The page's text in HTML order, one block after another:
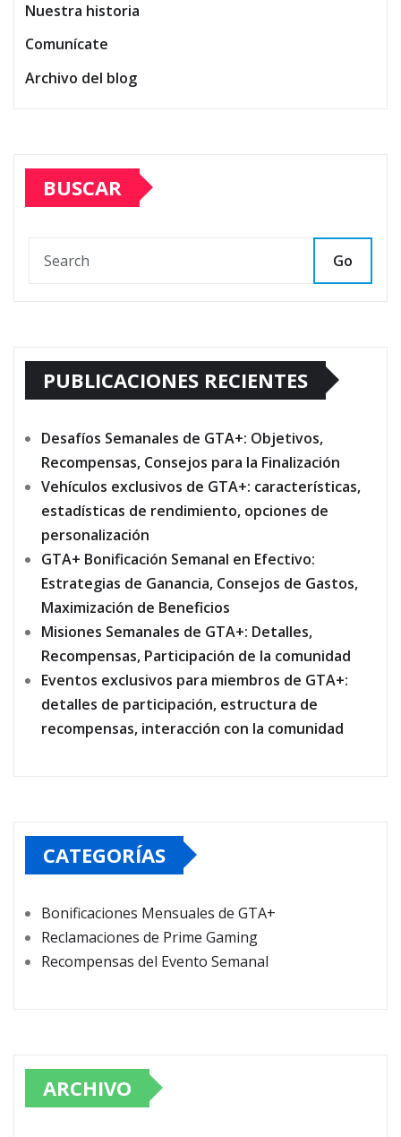
Nuestra historia
Comunícate
Archivo del blog
BUSCAR
Go
PUBLICACIONES RECIENTES
Desafíos Semanales de GTA+: Objetivos,
Recompensas, Consejos para la Finalización
Vehículos exclusivos de GTA+: características,
estadísticas de rendimiento, opciones de
personalización
GTA+ Bonificación Semanal en Efectivo:
Estrategias de Ganancia, Consejos de Gastos,
Maximización de Beneficios
Misiones Semanales de GTA+: Detalles,
Recompensas, Participación de la comunidad
Eventos exclusivos para miembros de GTA+:
detalles de participación, estructura de
recompensas, interacción con la comunidad
CATEGORÍAS
Bonificaciones Mensuales de GTA+
Reclamaciones de Prime Gaming
Recompensas del Evento Semanal
ARCHIVO